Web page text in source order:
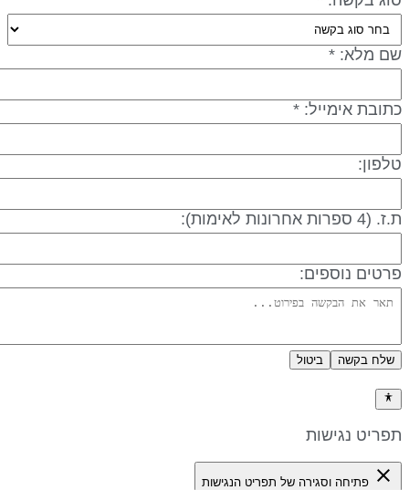
מלא: *
אימייל: *
ספרות אחרונות לאימות):
נוספים:
שלח בקשה ביטול
נגישות
close פתיחה וסגירה של תפריט הנגישות